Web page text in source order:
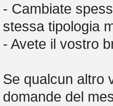
- Cambiate
stessa tipologia
- Avete il vostro
Se qualcun altro
domande del